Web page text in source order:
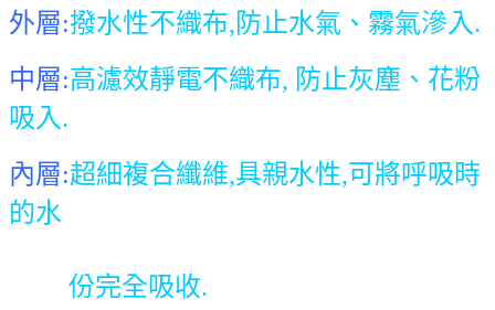
外層:撥水性不織布,防止水氣、霧氣滲入.
中層:高濾效靜電不織布, 防止灰塵、花粉
吸入.
內層:超細複合纖維,具親水性,可將呼吸時
的水
份完全吸收.